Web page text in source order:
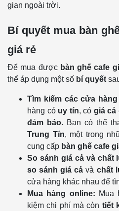
gian ngoài trời.
Bí quyết mua bàn
giá rẻ
Để mua được bàn ghế cafe
thể áp dụng một số bí quyết
Tìm kiếm các cửa
hàng có uy tín, có giá cả
đảm bảo. Bạn có thể
Trung Tín, một trong
cung cấp bàn ghế cafe
So sánh giá cả và chất
so sánh giá cả và chất
cửa hàng khác nhau để
Mua hàng online: Mua
kiệm chi phí mà còn tiết